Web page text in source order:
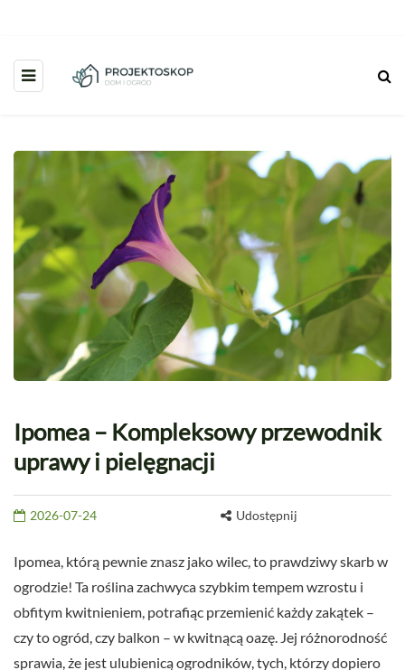
Ipomea – Kompleksowy przewodnik
uprawy i pielęgnacji
2026-07-24 Udostępnij
Ipomea, którą pewnie znasz jako wilec, to prawdziwy skarb w
ogrodzie! Ta roślina zachwyca szybkim tempem wzrostu i
obfitym kwitnieniem, potrafiąc przemienić każdy zakątek –
czy to ogród, czy balkon – w kwitnącą oazę. Jej różnorodność
sprawia, że jest ulubienicą ogrodników, tych, którzy dopiero